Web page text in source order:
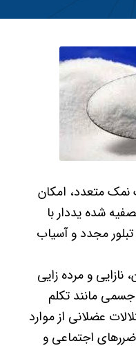
نمک متعدد، امکان
شده یددار با
مجدد و آسیاب
و مرده زایی
جسمی مانند تکلم
عضلانی از موارد
اجتماعی و